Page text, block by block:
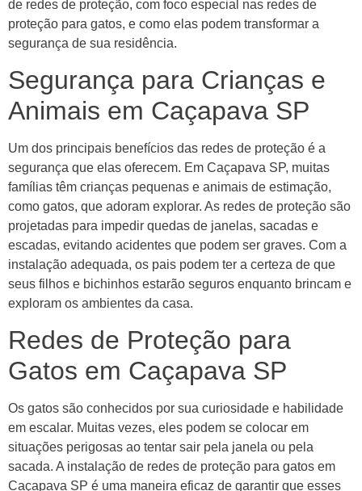
de redes de proteção, com foco especial nas redes de
proteção para gatos, e como elas podem transformar a
segurança de sua residência.
Segurança para Crianças e
Animais em Caçapava SP
Um dos principais benefícios das redes de proteção é a
segurança que elas oferecem. Em Caçapava SP, muitas
famílias têm crianças pequenas e animais de estimação,
como gatos, que adoram explorar. As redes de proteção são
projetadas para impedir quedas de janelas, sacadas e
escadas, evitando acidentes que podem ser graves. Com a
instalação adequada, os pais podem ter a certeza de que
seus filhos e bichinhos estarão seguros enquanto brincam e
exploram os ambientes da casa.
Redes de Proteção para
Gatos em Caçapava SP
Os gatos são conhecidos por sua curiosidade e habilidade
em escalar. Muitas vezes, eles podem se colocar em
situações perigosas ao tentar sair pela janela ou pela
sacada. A instalação de redes de proteção para gatos em
Caçapava SP é uma maneira eficaz de garantir que esses